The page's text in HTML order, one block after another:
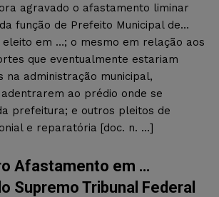
agravado o afastamento liminar
função de Prefeito Municipal de…
em …; o mesmo em relação aos
que eventualmente estariam
na administração municipal,
ao prédio onde se
prefeitura; e outros pleitos de
e reparatória [doc. n. …]
Afastamento em …
Supremo Tribunal Federal